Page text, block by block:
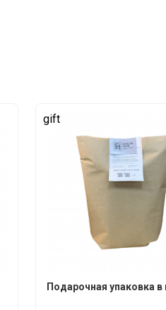
gift
Подарочная упаковка в